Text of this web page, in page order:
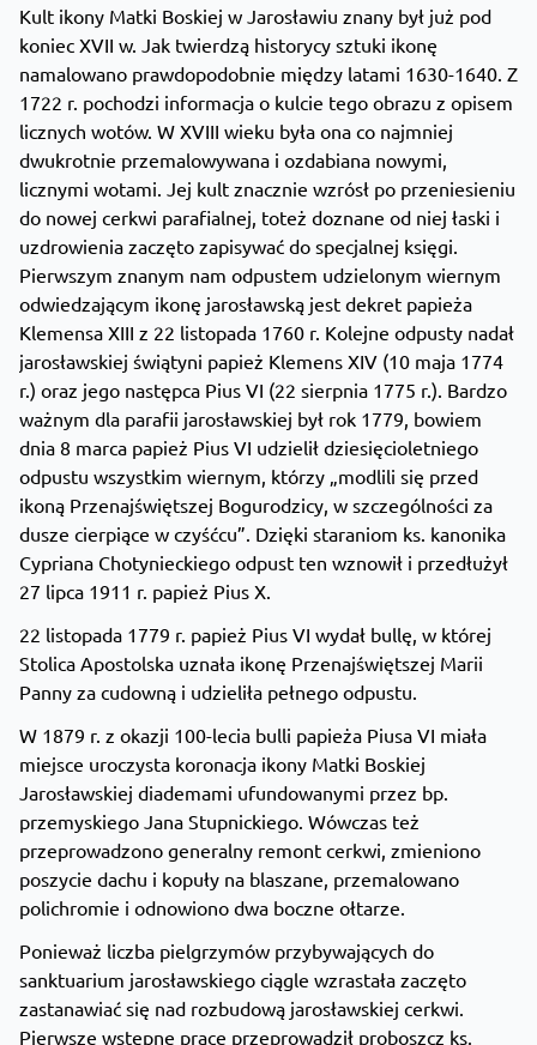
Kult ikony Matki Boskiej w Jarosławiu znany był już pod
koniec XVII w. Jak twierdzą historycy sztuki ikonę
namalowano prawdopodobnie między latami 1630-1640. Z
1722 r. pochodzi informacja o kulcie tego obrazu z opisem
licznych wotów. W XVIII wieku była ona co najmniej
dwukrotnie przemalowywana i ozdabiana nowymi,
licznymi wotami. Jej kult znacznie wzrósł po przeniesieniu
do nowej cerkwi parafialnej, toteż doznane od niej łaski i
uzdrowienia zaczęto zapisywać do specjalnej księgi.
Pierwszym znanym nam odpustem udzielonym wiernym
odwiedzającym ikonę jarosławską jest dekret papieża
Klemensa XIII z 22 listopada 1760 r. Kolejne odpusty nadał
jarosławskiej świątyni papież Klemens XIV (10 maja 1774
r.) oraz jego następca Pius VI (22 sierpnia 1775 r.). Bardzo
ważnym dla parafii jarosławskiej był rok 1779, bowiem
dnia 8 marca papież Pius VI udzielił dziesięcioletniego
odpustu wszystkim wiernym, którzy „modlili się przed
ikoną Przenajświętszej Bogurodzicy, w szczególności za
dusze cierpiące w czyśćcu”. Dzięki staraniom ks. kanonika
Cypriana Chotynieckiego odpust ten wznowił i przedłużył
27 lipca 1911 r. papież Pius X.
22 listopada 1779 r. papież Pius VI wydał bullę, w której
Stolica Apostolska uznała ikonę Przenajświętszej Marii
Panny za cudowną i udzieliła pełnego odpustu.
W 1879 r. z okazji 100-lecia bulli papieża Piusa VI miała
miejsce uroczysta koronacja ikony Matki Boskiej
Jarosławskiej diademami ufundowanymi przez bp.
przemyskiego Jana Stupnickiego. Wówczas też
przeprowadzono generalny remont cerkwi, zmieniono
poszycie dachu i kopuły na blaszane, przemalowano
polichromie i odnowiono dwa boczne ołtarze.
Ponieważ liczba pielgrzymów przybywających do
sanktuarium jarosławskiego ciągle wzrastała zaczęto
zastanawiać się nad rozbudową jarosławskiej cerkwi.
Pierwsze wstępne prace przeprowadził proboszcz ks.